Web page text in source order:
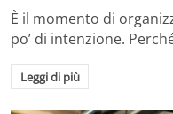
È il momento di
po’ di intenzione.
Leggi di più